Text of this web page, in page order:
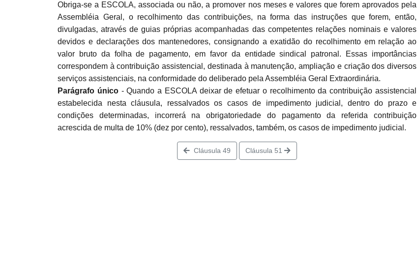
Obriga-se a ESCOLA, associada ou não, a promover nos meses e valores que forem aprovados pela
Assembléia Geral, o recolhimento das contribuições, na forma das instruções que forem, então,
divulgadas, através de guias próprias acompanhadas das competentes relações nominais e valores
devidos e declarações dos mantenedores, consignando a exatidão do recolhimento em relação ao
valor bruto da folha de pagamento, em favor da entidade sindical patronal. Essas importâncias
correspondem à contribuição assistencial, destinada à manutenção, ampliação e criação dos diversos
serviços assistenciais, na conformidade do deliberado pela Assembléia Geral Extraordinária.
Parágrafo único- Quando a ESCOLA deixar de efetuar o recolhimento da contribuição assistencial
estabelecida nesta cláusula, ressalvados os casos de impedimento judicial, dentro do prazo e
condições determinadas, incorrerá na obrigatoriedade do pagamento da referida contribuição
acrescida de multa de 10% (dez por cento), ressalvados, também, os casos de impedimento judicial.
Cláusula 49 Cláusula 51